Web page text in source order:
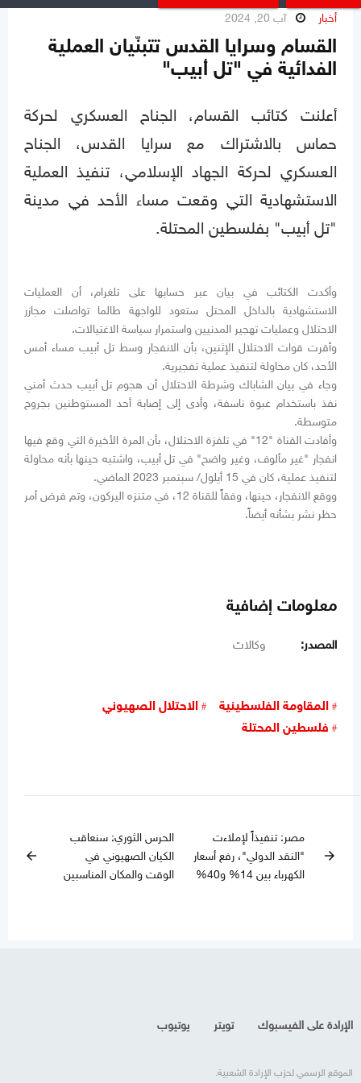
أخبار آب 20, 2024
القسام وسرايا القدس تتبنّيان العملية
الفدائية في "تل أبيب"
أعلنت كتائب القسام، الجناح العسكري لحركة
حماس بالاشتراك مع سرايا القدس، الجناح
العسكري لحركة الجهاد الإسلامي، تنفيذ العملية
الاستشهادية التي وقعت مساء الأحد في مدينة
"تل أبيب" بفلسطين المحتلة.
وأكدت الكتائب في بيان عبر حسابها على تلغرام، أن العمليات
الاستشهادية بالداخل المحتل ستعود للواجهة طالما تواصلت مجازر
الاحتلال وعمليات تهجير المدنيين واستمرار سياسة الاغتيالات.
وأقرت قوات الاحتلال الإثنين، بأن الانفجار وسط تل أبيب مساء أمس
الأحد، كان محاولة لتنفيذ عملية تفجيرية.
وجاء في بيان الشاباك وشرطة الاحتلال أن هجوم تل أبيب حدث أمني
نفذ باستخدام عبوة ناسفة، وأدى إلى إصابة أحد المستوطنين بجروح
متوسطة.
وأفادت القناة "12" في تلفزة الاحتلال، بأن المرة الأخيرة التي وقع فيها
انفجار "غير مألوف، وغير واضح" في تل أبيب، واشتبه حينها بأنه محاولة
لتنفيذ عملية، كان في 15 أيلول/ سبتمبر 2023 الماضي.
ووقع الانفجار، حينها، وفقاً للقناة 12، في متنزه اليركون، وتم فرض أمر
حظر نشر بشأنه أيضاً.
معلومات إضافية
المصدر: وكالات
المقاومة الفلسطينية
الاحتلال الصهيوني
فلسطين المحتلة
arrow_forward
مصر: تنفيذاً لإملاءت
"النقد الدولي"، رفع أسعار
الكهرباء بين 14% و40%
الحرس الثوري: سنعاقب
الكيان الصهيوني في
الوقت والمكان المناسبين
arrow_back
الإرادة على الفيسبوك تويتر يوتيوب
الموقع الرسمي لحزب الإرادة الشعبية.